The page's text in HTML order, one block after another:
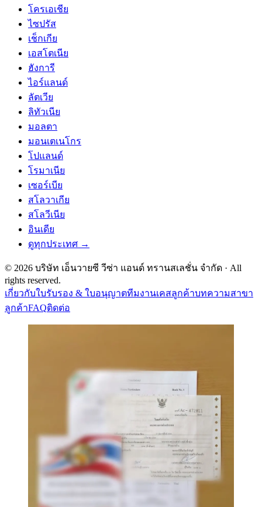
โครเอเชีย
ไซปรัส
เช็กเกีย
เอสโตเนีย
ฮังการี
ไอร์แลนด์
ลัตเวีย
ลิทัวเนีย
มอลตา
มอนเตเนโกร
โปแลนด์
โรมาเนีย
เซอร์เบีย
สโลวาเกีย
สโลวีเนีย
อินเดีย
ดูทุกประเทศ →
© 2026 บริษัท เอ็นวายซี วีซ่า แอนด์ ทรานสเลชั่น จำกัด · All
rights reserved.
เกี่ยวกับใบรับรอง & ใบอนุญาตทีมงานเคสลูกค้าบทความสาขา
ลูกค้าFAQติดต่อ